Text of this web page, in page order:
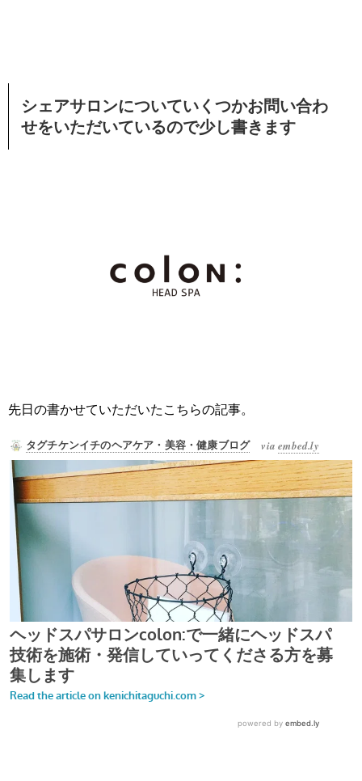
シェアサロンについていくつかお問い合わ
せをいただいているので少し書きます
先日の書かせていただいたこちらの記事。